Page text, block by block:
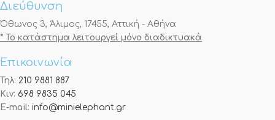
Διεύθυνση
Όθωνος 3, Άλιμος, 17455, Αττική - Αθήνα
* Το κατάστημα λειτουργεί μόνο διαδικτυακά
Επικοινωνία
Τηλ: 210 9881 887
Κιν: 698 9835 045
E-mail: info@minielephant.gr